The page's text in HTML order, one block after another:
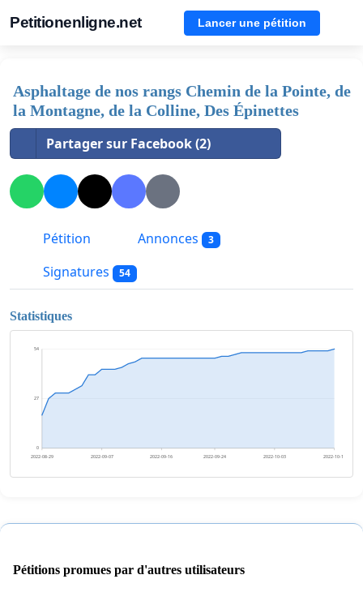
Petitionenligne.net Lancer une pétition
Asphaltage de nos rangs Chemin de la Pointe, de
la Montagne, de la Colline, Des Épinettes
Partager sur Facebook (2)
Pétition Annonces 3
Signatures 54
Statistiques
0
27
54
2022-08-29 2022-09-07 2022-09-16 2022-09-24 2022-10-03 2022-10-12
Pétitions promues par d'autres utilisateurs